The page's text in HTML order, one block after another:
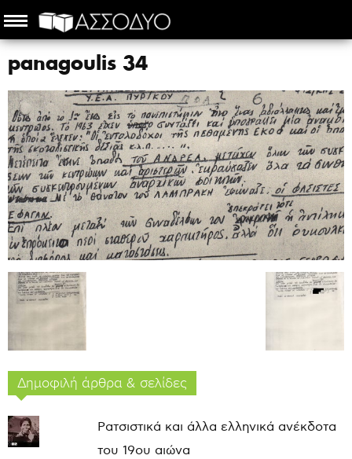
panagoulis 34
Δημοφιλή άρθρα & σελίδες
Ρατσιστικά και άλλα ελληνικά ανέκδοτα
του 19ου αιώνα